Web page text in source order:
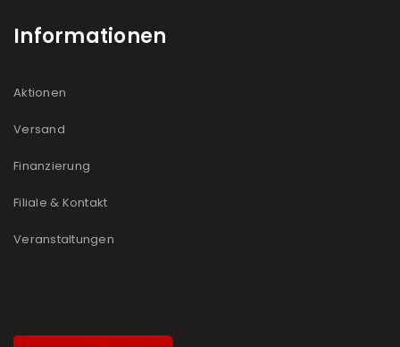
NEWSLETTER ABONNIEREN
akzeptiere die
Informationen
Aktionen
Versand
Finanzierung
Filiale & Kontakt
Veranstaltungen